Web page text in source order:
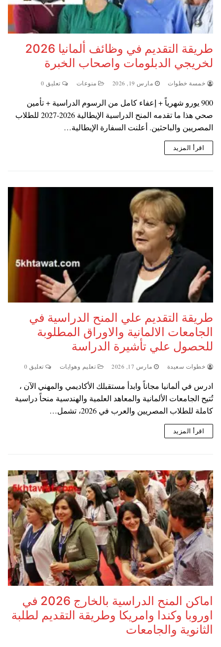
طريقة التقديم في وظائف ألمانيا 2026
لخريجي الدبلومات واصحاب الخبرة
خمسة خطوات مارس 19, 2026 منوعات تعليق 0
900 يورو شهرياً + إعفاء كامل من الرسوم الدراسية + تأمين
صحي هذا ما تقدمه المنح الدراسية الإيطالية 2026-2027 للطلاب
المصريين والباحثين. أعلنت السفارة الإيطالية…
اقرأ المزيد
طريقة التقديم علي المنح الدراسية في
الجامعات الالمانية والاوراق المطلوبة
للحصول علي تأشيرة الدراسة
خطوات سعيدة مارس 17, 2026 تعليم وهوايات تعليق 0
ادرس في ألمانيا مجاناً وابدأ مستقبلك الأكاديمي والمهني الآن ،
تُتيح الجامعات الألمانية والمعاهد العلمية والهندسية منحاً دراسية
كاملة للطلاب المصريين والعرب في 2026، تشمل…
اقرأ المزيد
اماكن المنح الدراسية بالخارج 2026 في
اوروبا وكندا وامريكا وطريقة التقديم لطلبة
الثانوية والجامعات